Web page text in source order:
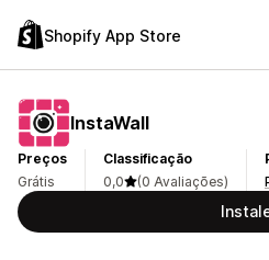
Shopify App Store
InstaWall
Preços
Grátis
Classificação
0,0
(0 Avaliações)